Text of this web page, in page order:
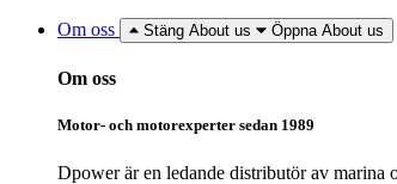
Om oss Stäng About us Öppna About us
Om oss
Motor- och motorexperter sedan 1989
Dpower är en ledande distributör av marina